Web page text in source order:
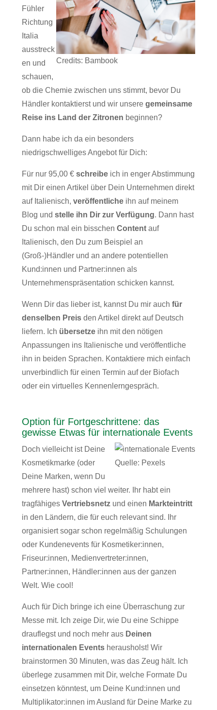
Credits: Bambook
Fühler
Richtung
Italia
ausstreck
en und
schauen,
ob die Chemie zwischen uns stimmt, bevor Du
Händler kontaktierst und wir unsere gemeinsame
Reise ins Land der Zitronen beginnen?
Dann habe ich da ein besonders
niedrigschwelliges Angebot für Dich:
Für nur 95,00 € schreibe ich in enger Abstimmung
mit Dir einen Artikel über Dein Unternehmen direkt
auf Italienisch, veröffentliche ihn auf meinem
Blog und stelle ihn Dir zur Verfügung. Dann hast
Du schon mal ein bisschen Content auf
Italienisch, den Du zum Beispiel an
(Groß-)Händler und an andere potentiellen
Kund:innen und Partner:innen als
Unternehmenspräsentation schicken kannst.
Wenn Dir das lieber ist, kannst Du mir auch für
denselben Preisden Artikel direkt auf Deutsch
liefern. Ich übersetze ihn mit den nötigen
Anpassungen ins Italienische und veröffentliche
ihn in beiden Sprachen. Kontaktiere mich einfach
unverbindlich für einen Termin auf der Biofach
oder ein virtuelles Kennenlerngespräch.
Option für Fortgeschrittene: das
gewisse Etwas für internationale Events
Quelle: Pexels
Doch vielleicht ist Deine
Kosmetikmarke (oder
Deine Marken, wenn Du
mehrere hast) schon viel weiter. Ihr habt ein
tragfähiges Vertriebsnetz und einen Markteintritt
in den Ländern, die für euch relevant sind. Ihr
organisiert sogar schon regelmäßig Schulungen
oder Kundenevents für Kosmetiker:innen,
Friseur:innen, Medienvertreter:innen,
Partner:innen, Händler:innen aus der ganzen
Welt. Wie cool!
Auch für Dich bringe ich eine Überraschung zur
Messe mit. Ich zeige Dir, wie Du eine Schippe
drauflegst und noch mehr aus Deinen
internationalen Eventsherausholst! Wir
brainstormen 30 Minuten, was das Zeug hält. Ich
überlege zusammen mit Dir, welche Formate Du
einsetzen könntest, um Deine Kund:innen und
Multiplikator:innen im Ausland für Deine Marke zu